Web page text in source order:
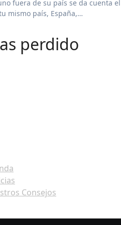
mismo país, España,…
perdido
Consejos